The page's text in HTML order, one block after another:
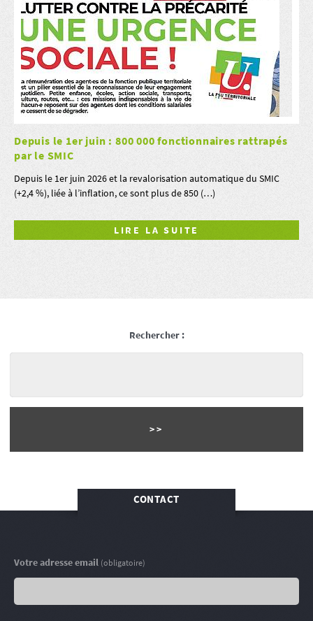
Depuis le 1er juin : 800 000 fonctionnaires rattrapés
par le SMIC
Depuis le 1er juin 2026 et la revalorisation automatique du SMIC
(+2,4 %), liée à l’inflation, ce sont plus de 850 (…)
LIRE LA SUITE
Rechercher :
CONTACT
Votre adresse email (obligatoire)